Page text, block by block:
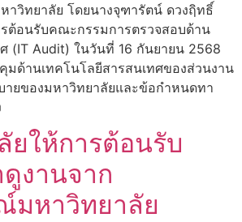
าวิทยาลัย โดยนางจุฑารัตน์ ดวงฤิทธิ์
ต้อนรับคณะกรรมการตรวจสอบด้าน
(IT Audit) ในวันที่ 16 กันยายน 2568
มด้านเทคโนโลยีสารสนเทศของส่วนงาน
ายของมหาวิทยาลัยและข้อกำหนดทา
ยให้การต้อนรับ
งานจาก
มหาวิทยาลัย